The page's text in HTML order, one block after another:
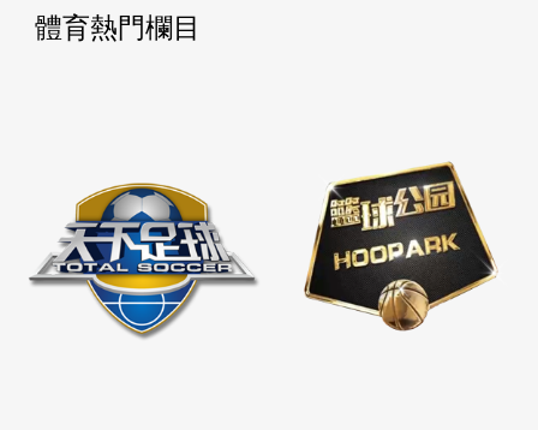
體育熱門欄目